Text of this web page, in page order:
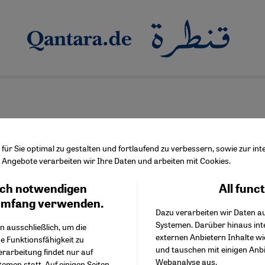
"Censorship of Literature in Post-Revolutionary Iran"
literature – the censor’s mindset
Republic has a strict and often arbitrary system of
by writer Alireza Abiz uncovers the details and their
Sie optimal zu gestalten und fortlaufend zu verbessern, sowie zur
verarbeiten wir Ihre Daten und arbeiten mit Cookies.
notwendigen
verwenden.
ausschließlich, um die
Funktionsfähigkeit zu
findet nur auf
All
Dazu verarbeiten wir Daten
Systemen. Darüber hinaus
externen Anbietern Inhalte
und tauschen mit einigen
Webanalyse aus.
Facebook Embed /
Twitter Embed
Instagram Embed
Youtube Embed
Google Maps Embed